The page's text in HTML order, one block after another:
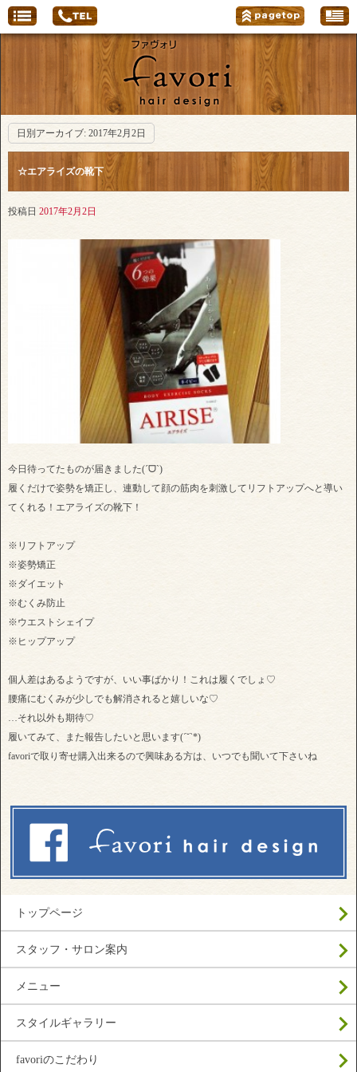
日別アーカイブ: 2017年2月2日
☆エアライズの靴下
投稿日 2017年2月2日
今日待ってたものが届きました(ˊᗜˋ)
履くだけで姿勢を矯正し、連動して顔の筋肉を刺激してリフトアップへと導い
てくれる！エアライズの靴下！
※リフトアップ
※姿勢矯正
※ダイエット
※むくみ防止
※ウエストシェイプ
※ヒップアップ
個人差はあるようですが、いい事ばかり！これは履くでしょ♡
腰痛にむくみが少しでも解消されると嬉しいな♡
…それ以外も期待♡
履いてみて、また報告したいと思います(ˊ˘ˋ*)
favoriで取り寄せ購入出来るので興味ある方は、いつでも聞いて下さいね
トップページ
スタッフ・サロン案内
メニュー
スタイルギャラリー
favoriのこだわり